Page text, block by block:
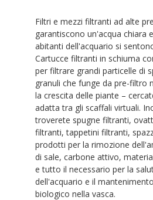
Filtri e mezzi filtranti ad alte
garantiscono un'acqua chiara
abitanti dell'acquario si
Cartucce filtranti in schiuma
per filtrare grandi particelle di
granuli che funge da pre-filtro
la crescita delle piante –
adatta tra gli scaffali virtuali.
troverete spugne filtranti,
filtranti, tappetini filtranti,
prodotti per la rimozione
di sale, carbone attivo,
e tutto il necessario per la
dell'acquario e il
biologico nella vasca.